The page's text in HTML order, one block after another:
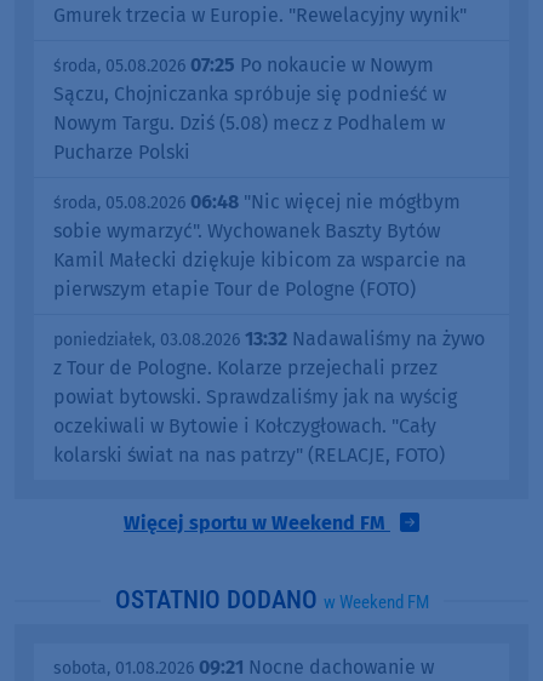
Gmurek trzecia w Europie. "Rewelacyjny wynik"
środa, 05.08.2026 07:25 Po nokaucie w Nowym
Sączu, Chojniczanka spróbuje się podnieść w
Nowym Targu. Dziś (5.08) mecz z Podhalem w
Pucharze Polski
środa, 05.08.2026 06:48 "Nic więcej nie mógłbym
sobie wymarzyć". Wychowanek Baszty Bytów
Kamil Małecki dziękuje kibicom za wsparcie na
pierwszym etapie Tour de Pologne (FOTO)
poniedziałek, 03.08.2026 13:32 Nadawaliśmy na żywo
z Tour de Pologne. Kolarze przejechali przez
powiat bytowski. Sprawdzaliśmy jak na wyścig
oczekiwali w Bytowie i Kołczygłowach. "Cały
kolarski świat na nas patrzy" (RELACJE, FOTO)
Więcej sportu w Weekend FM
OSTATNIO DODANO w Weekend FM
sobota, 01.08.2026 09:21 Nocne dachowanie w